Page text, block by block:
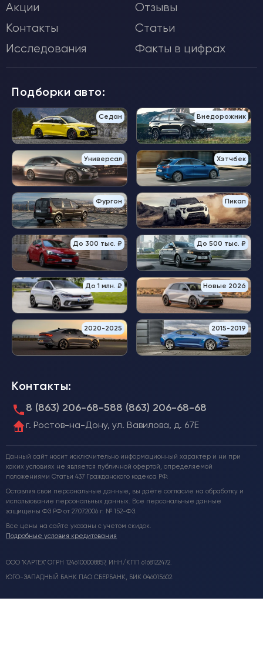
Акции
Отзывы
Контакты
Статьи
Исследования
Факты в цифрах
Подборки авто:
Седан Внедорожник
Универсал Хэтчбек
Фургон Пикап
До 300 тыс. ₽ До 500 тыс. ₽
До 1 млн. ₽ Новые 2026
2020-2025 2015-2019
Контакты:
8 (863) 206-68-588 (863) 206-68-68
г. Ростов-на-Дону, ул. Вавилова, д. 67Е
Данный сайт носит исключительно информационный характер и ни при
каких условиях не является публичной офертой, определяемой
положениями Статьи 437 Гражданского кодекса РФ.
Оставляя свои персональные данные, вы даёте согласие на обработку и
использование персональных данных. Все персональные данные
защищены ФЗ РФ от 27.07.2006 г. № 152-ФЗ.
Все цены на сайте указаны с учетом скидок.
Подробные условия кредитования
ООО "КАРТЕХ" ОГРН 1246100008857, ИНН/КПП 6168122472.
ЮГО-ЗАПАДНЫЙ БАНК ПАО СБЕРБАНК, БИК 046015602.